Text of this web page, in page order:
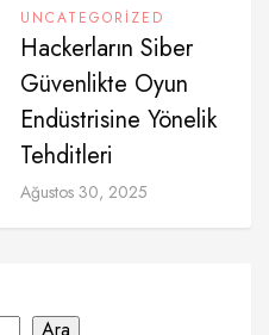
UNCATEGORIZED
Hackerların Siber
Güvenlikte Oyun
Endüstrisine Yönelik
Tehditleri
Ağustos 30, 2025